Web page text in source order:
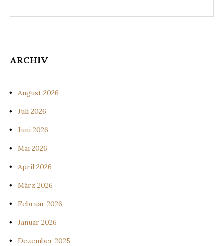
ARCHIV
August 2026
Juli 2026
Juni 2026
Mai 2026
April 2026
März 2026
Februar 2026
Januar 2026
Dezember 2025